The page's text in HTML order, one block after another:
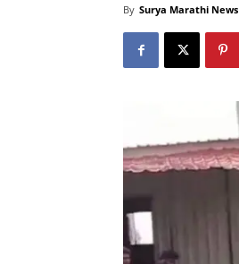
By Surya Marathi News